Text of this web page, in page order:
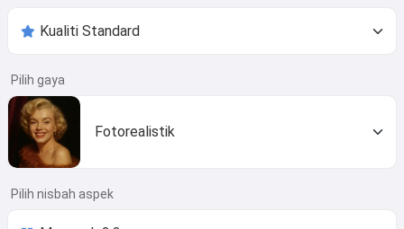
Pilih gaya
Fotorealistik
Pilih nisbah aspek